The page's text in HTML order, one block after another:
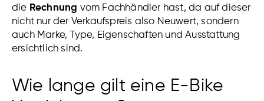
die Rechnung vom Fachhändler hast, da auf dieser
nicht nur der Verkaufspreis also Neuwert, sondern
auch Marke, Type, Eigenschaften und Ausstattung
ersichtlich sind.
Wie lange gilt eine E-Bike